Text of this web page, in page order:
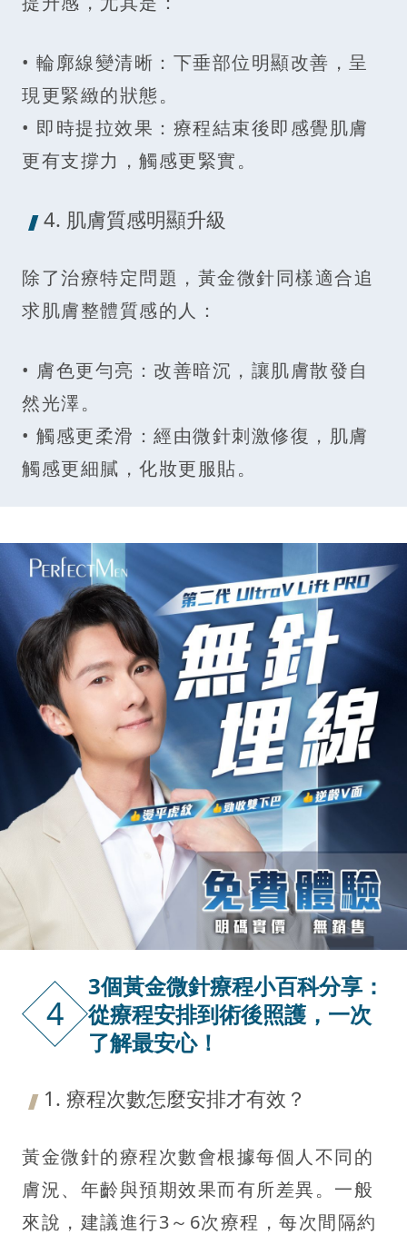
• 輪廓線變清晰：下垂部位明顯改善，呈
現更緊緻的狀態。
• 即時提拉效果：療程結束後即感覺肌膚
更有支撐力，觸感更緊實。
4. 肌膚質感明顯升級
除了治療特定問題，黃金微針同樣適合追
求肌膚整體質感的人：
• 膚色更勻亮：改善暗沉，讓肌膚散發自
然光澤。
• 觸感更柔滑：經由微針刺激修復，肌膚
觸感更細膩，化妝更服貼。
4
3個黃金微針療程小百科分享：
從療程安排到術後照護，一次
了解最安心！
1. 療程次數怎麼安排才有效？
黃金微針的療程次數會根據每個人不同的
膚況、年齡與預期效果而有所差異。一般
來說，建議進行3～6次療程，每次間隔約